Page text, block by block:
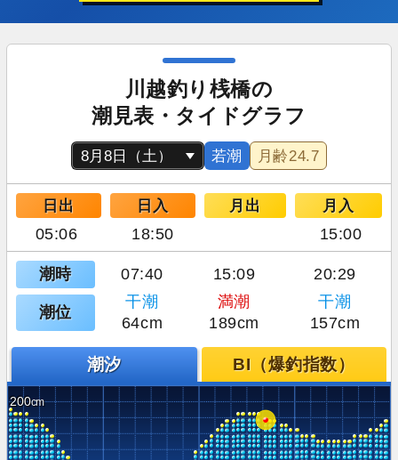
川越釣り桟橋の
潮見表・タイドグラフ
若潮 月齢24.7
日出 日入 月出 月入
05:06 18:50 15:00
潮時 07:40 15:09 20:29
潮位
干潮 満潮
干潮
64cm
189cm 157cm
潮汐 BI（爆釣指数）
200